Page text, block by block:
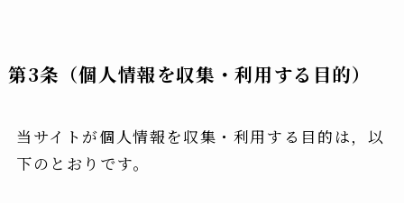
第3条（個人情報を収集・利用する目的）
当サイトが個人情報を収集・利用する目的は，以
下のとおりです。